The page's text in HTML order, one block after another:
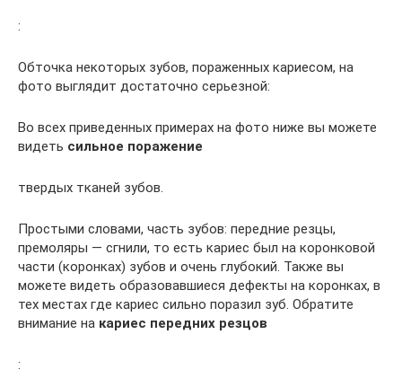
:
Обточка некоторых зубов, пораженных кариесом, на
фото выглядит достаточно серьезной:
Во всех приведенных примерах на фото ниже вы можете
видеть сильное поражение
твердых тканей зубов.
Простыми словами, часть зубов: передние резцы,
премоляры — сгнили, то есть кариес был на коронковой
части (коронках) зубов и очень глубокий. Также вы
можете видеть образовавшиеся дефекты на коронках, в
тех местах где кариес сильно поразил зуб. Обратите
внимание на кариес передних резцов
: